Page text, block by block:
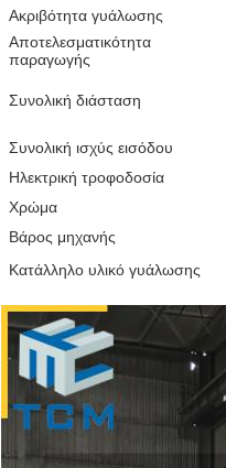
Ακριβότητα γυάλωσης
Αποτελεσματικότητα
παραγωγής
Συνολική διάσταση
Συνολική ισχύς εισόδου
Ηλεκτρική τροφοδοσία
Χρώμα
Βάρος μηχανής
Κατάλληλο υλικό γυάλωσης